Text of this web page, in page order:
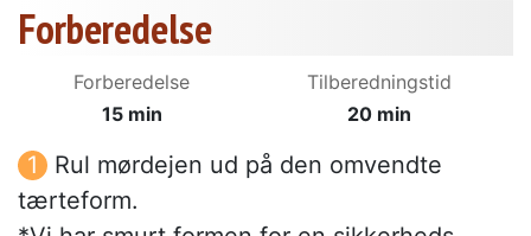
Forberedelse
Forberedelse
15 min
Tilberedningstid
20 min
Rul mørdejen ud på den omvendte
tærteform.